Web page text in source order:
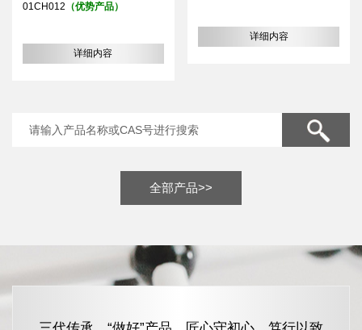
01CH012 （优势产品）
详细内容
详细内容
全部产品>>